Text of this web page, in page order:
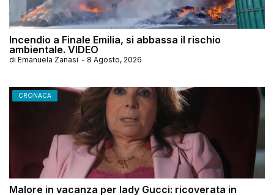
Incendio a Finale Emilia, si abbassa il rischio
ambientale. VIDEO
di Emanuela Zanasi - 8 Agosto, 2026
CRONACA
Malore in vacanza per lady Gucci: ricoverata in